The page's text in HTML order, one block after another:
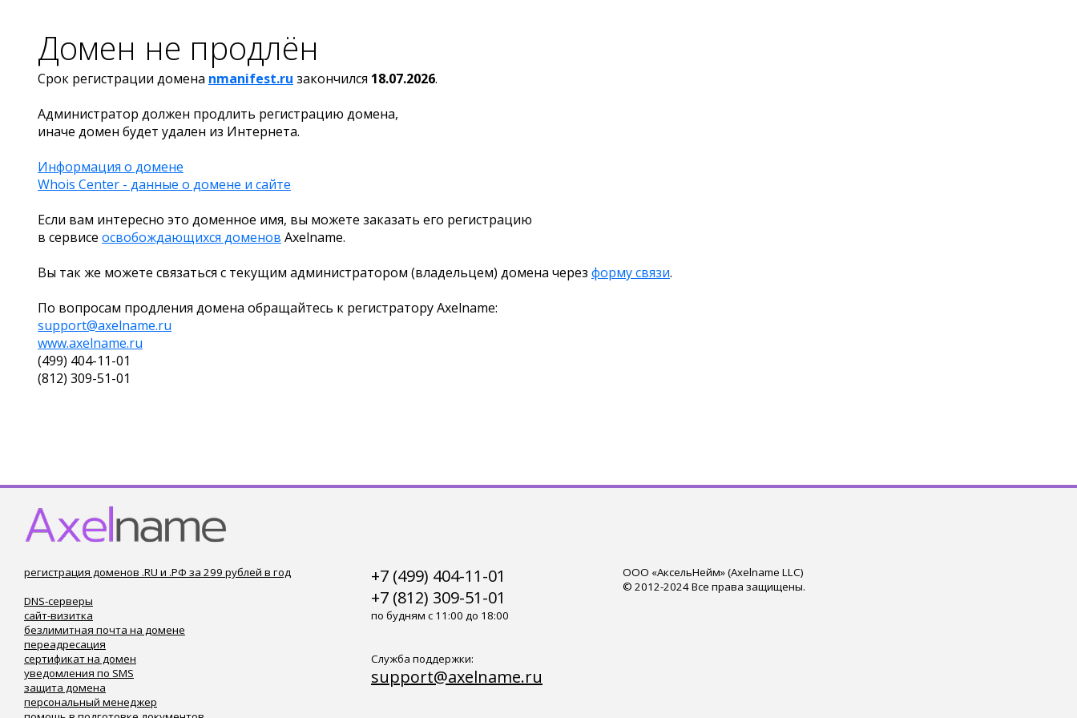
Домен не продлён
Срок регистрации домена nmanifest.ru закончился 18.07.2026.
Администратор должен продлить регистрацию домена,
иначе домен будет удален из Интернета.
Информация о домене
Whois Center - данные о домене и сайте
Если вам интересно это доменное имя, вы можете заказать его регистрацию
в сервисе освобождающихся доменов Axelname.
Вы так же можете связаться с текущим администратором (владельцем) домена через форму связи.
По вопросам продления домена обращайтесь к регистратору Axelname:
support@axelname.ru
www.axelname.ru
(499) 404-11-01
(812) 309-51-01
регистрация доменов .RU и .РФ за 299 рублей в год
DNS-серверы
сайт-визитка
безлимитная почта на домене
переадресация
сертификат на домен
уведомления по SMS
защита домена
персональный менеджер
+7 (499) 404-11-01
+7 (812) 309-51-01
по будням с 11:00 до 18:00
Служба поддержки:
support@axelname.ru
ООО «АксельНейм» (Axelname LLC)
© 2012-2024 Все права защищены.